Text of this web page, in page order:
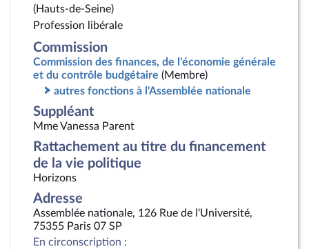
(Hauts-de-Seine)
Profession libérale
Commission
Commission des finances, de l'économie générale
et du contrôle budgétaire (Membre)
autres fonctions à l'Assemblée nationale
Suppléant
Mme Vanessa Parent
Rattachement au titre du financement
de la vie politique
Horizons
Adresse
Assemblée nationale, 126 Rue de l'Université,
75355 Paris 07 SP
En circonscription :